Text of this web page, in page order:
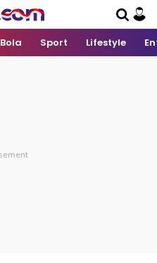
Bola Sport Lifestyle